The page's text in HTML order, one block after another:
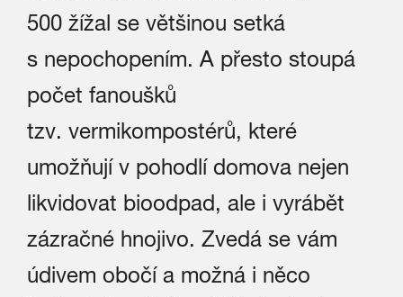
500 žížal se většinou setká
s nepochopením. A přesto stoupá
počet fanoušků
tzv. vermikompostérů, které
umožňují v pohodlí domova nejen
likvidovat bioodpad, ale i vyrábět
zázračné hnojivo. Zvedá se vám
údivem obočí a možná i něco